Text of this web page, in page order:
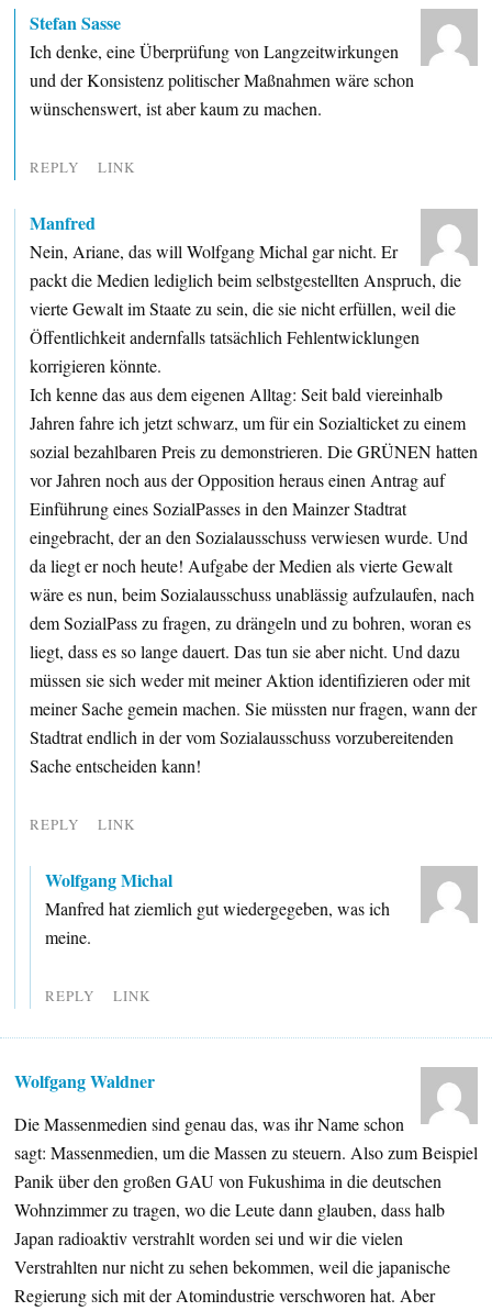
Stefan Sasse
Ich denke, eine Überprüfung von Langzeitwirkungen
und der Konsistenz politischer Maßnahmen wäre schon
wünschenswert, ist aber kaum zu machen.
REPLY LINK
Manfred
Nein, Ariane, das will Wolfgang Michal gar nicht. Er
packt die Medien lediglich beim selbstgestellten Anspruch, die
vierte Gewalt im Staate zu sein, die sie nicht erfüllen, weil die
Öffentlichkeit andernfalls tatsächlich Fehlentwicklungen
korrigieren könnte.
Ich kenne das aus dem eigenen Alltag: Seit bald viereinhalb
Jahren fahre ich jetzt schwarz, um für ein Sozialticket zu einem
sozial bezahlbaren Preis zu demonstrieren. Die GRÜNEN hatten
vor Jahren noch aus der Opposition heraus einen Antrag auf
Einführung eines SozialPasses in den Mainzer Stadtrat
eingebracht, der an den Sozialausschuss verwiesen wurde. Und
da liegt er noch heute! Aufgabe der Medien als vierte Gewalt
wäre es nun, beim Sozialausschuss unablässig aufzulaufen, nach
dem SozialPass zu fragen, zu drängeln und zu bohren, woran es
liegt, dass es so lange dauert. Das tun sie aber nicht. Und dazu
müssen sie sich weder mit meiner Aktion identifizieren oder mit
meiner Sache gemein machen. Sie müssten nur fragen, wann der
Stadtrat endlich in der vom Sozialausschuss vorzubereitenden
Sache entscheiden kann!
REPLY LINK
Wolfgang Michal
Manfred hat ziemlich gut wiedergegeben, was ich
meine.
REPLY LINK
Wolfgang Waldner
Die Massenmedien sind genau das, was ihr Name schon
sagt: Massenmedien, um die Massen zu steuern. Also zum Beispiel
Panik über den großen GAU von Fukushima in die deutschen
Wohnzimmer zu tragen, wo die Leute dann glauben, dass halb
Japan radioaktiv verstrahlt worden sei und wir die vielen
Verstrahlten nur nicht zu sehen bekommen, weil die japanische
Regierung sich mit der Atomindustrie verschworen hat. Aber